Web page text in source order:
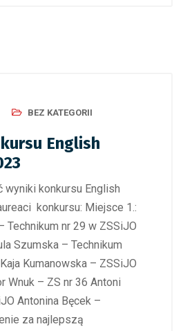
BEZ KATEGORII
English
wyniki konkursu English
konkursu: Miejsce 1.:
Technikum nr 29 w ZSSiJO
Szumska – Technikum
Kumanowska – ZSSiJO
Wnuk – ZS nr 36 Antoni
Antonina Bęcek –
za najlepszą